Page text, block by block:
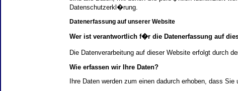
Datenschutzerkl�rung.
Datenerfassung auf unserer Website
Wer ist verantwortlich f�r die Datenerfassung auf
Die Datenverarbeitung auf dieser Website erfolgt durch
Wie erfassen wir Ihre Daten?
Ihre Daten werden zum einen dadurch erhoben, dass